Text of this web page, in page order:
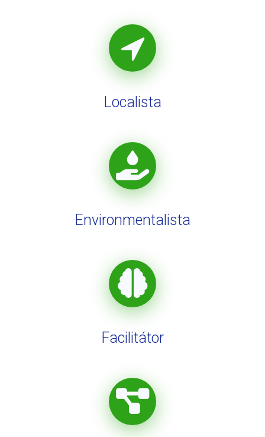
Localista
Environmentalista
Facilitátor